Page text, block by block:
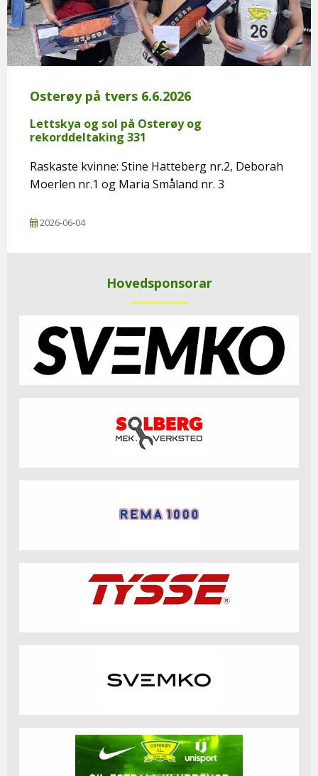
Osterøy på tvers 6.6.2026
Lettskya og sol på Osterøy og
rekorddeltaking 331
Raskaste kvinne: Stine Hatteberg nr.2, Deborah
Moerlen nr.1 og Maria Småland nr. 3
2026-06-04
Hovedsponsorar